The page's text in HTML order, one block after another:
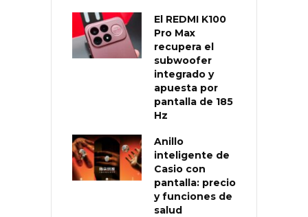
El REDMI K100
Pro Max
recupera el
subwoofer
integrado y
apuesta por
pantalla de 185
Hz
Anillo
inteligente de
Casio con
pantalla: precio
y funciones de
salud